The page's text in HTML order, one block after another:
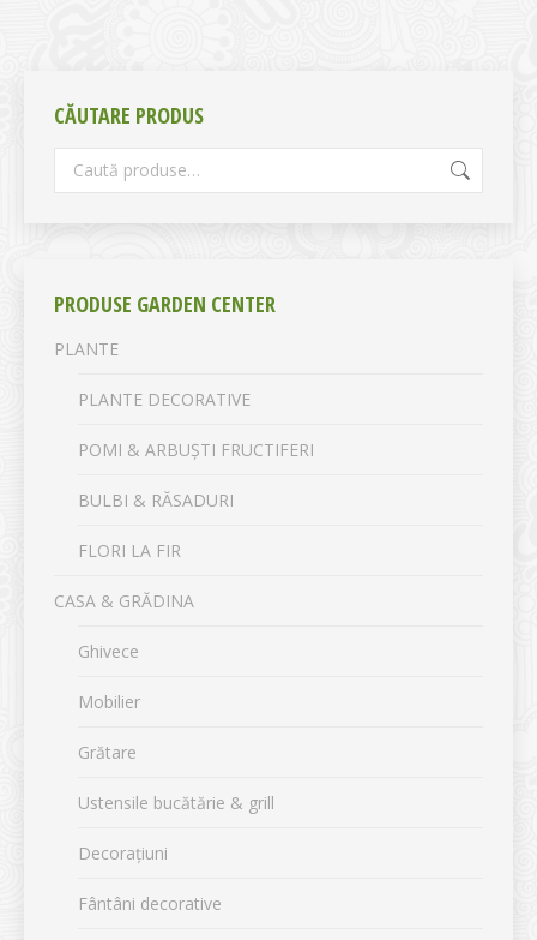
CĂUTARE PRODUS
PRODUSE GARDEN CENTER
PLANTE
PLANTE DECORATIVE
POMI & ARBUȘTI FRUCTIFERI
BULBI & RĂSADURI
FLORI LA FIR
CASA & GRĂDINA
Ghivece
Mobilier
Grătare
Ustensile bucătărie & grill
Decorațiuni
Fântâni decorative